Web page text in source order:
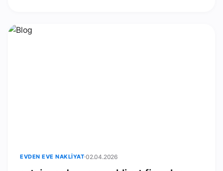
EVDEN EVE NAKLIYAT 02.04.2026